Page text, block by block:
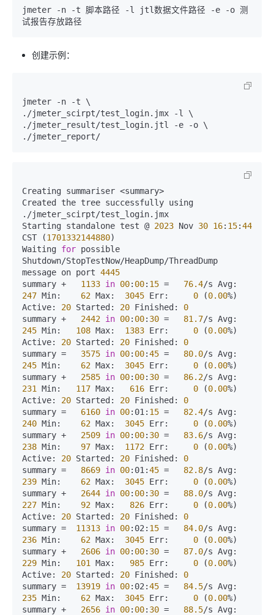
jmeter -n -t 脚本路径 -l jtl数据文件路径 -e -o 测
创建示例：
jmeter -n -t \
./jmeter_scirpt/test_login.jmx -l \
./jmeter_result/test_login.jtl -e -o \
Creating summariser <summary>
Created the tree successfully using
./jmeter_scirpt/test_login.jmx
Starting standalone test @ 2023 Nov 30 16: 15:44
CST (1701332144880)
Waiting for possible
Shutdown/StopTestNow/HeapDump/ThreadDump
message on port 4445
summary + 1133 in 00: 00: 15 = 76.4
247 Min: 62 Max: 3045 Err: 0 (0.00%)
Active: 20 Started: 20 Finished: 0
summary + 2442 in 00: 00: 30 = 81.7
245 Min: 108 Max: 1383 Err: 0 (0.00%)
Active: 20 Started: 20 Finished: 0
summary = 3575 in 00: 00:45 = 80.0
245 Min: 62 Max: 3045 Err: 0 (0.00%)
summary + 2585 in 00: 00: 30 = 86.2
231
Min: 117 Max: 616 Err: 0 (0.00%)
Active: 20 Started: 20 Finished: 0
summary = 6160 in 00:01: 15 = 82.4
240 Min: 62 Max: 3045 Err: 0 (0.00%)
summary + 2509 in 00: 00: 30 = 83.6
238 Min: 97 Max: 1172 Err: 0 (0.00%)
Active: 20 Started: 20 Finished: 0
summary = 8669 in 00:01:45 = 82.8
239 Min: 62 Max: 3045 Err: 0 (0.00%)
summary + 2644 in 00: 00: 30 = 88.0
227 Min: 92 Max: 826 Err: 0 (0.00%)
Active: 20 Started: 20 Finished: 0
summary = 11313 in 00:02: 15 = 84.0
236 Min: 62 Max: 3045 Err: 0 (0.00%)
summary + 2606 in 00: 00: 30 = 87.0
229 Min: 101 Max: 985 Err: 0 (0.00%)
Active: 20 Started: 20 Finished: 0
summary = 13919 in 00:02:45 = 84.5
235 Min: 62 Max: 3045 Err: 0 (0.00%)
summary + 2656 in 00: 00: 30 = 88.5